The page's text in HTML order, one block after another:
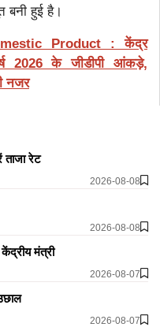
बनी हुई है।
Product : केंद्र
2026 के जीडीपी आंकड़े,
नजर
ताजा रेट
2026-08-08
2026-08-08
मंत्री
2026-08-07
2026-08-07